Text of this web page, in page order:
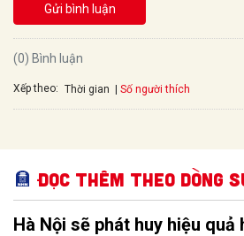
Gửi bình luận
(0) Bình luận
Xếp theo: Thời gian Số người thích
Đọc thêm Theo dòng
Hà Nội sẽ phát huy hiệu quả